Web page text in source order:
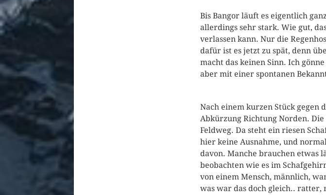
Bis Bangor läuft es eigentlich
allerdings sehr stark. Wie gut,
verlassen kann. Nur die
dafür ist es jetzt zu spät, denn
macht das keinen Sinn. Ich
aber mit einer spontanen
Nach einem kurzen Stück gegen
Abkürzung Richtung Norden.
Feldweg. Da steht ein riesen
hier keine Ausnahme, und
davon. Manche brauchen etwas
beobachten wie es im
von einem Mensch, männlich,
was war das doch gleich..